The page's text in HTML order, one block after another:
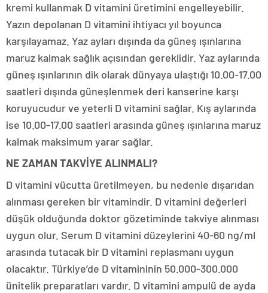
kremi kullanmak D vitamini üretimini engelleyebilir.
Yazın depolanan D vitamini ihtiyacı yıl boyunca
karşılayamaz. Yaz ayları dışında da güneş ışınlarına
maruz kalmak sağlık açısından gereklidir. Yaz aylarında
güneş ışınlarının dik olarak dünyaya ulaştığı 10.00-17.00
saatleri dışında güneşlenmek deri kanserine karşı
koruyucudur ve yeterli D vitamini sağlar. Kış aylarında
ise 10.00-17.00 saatleri arasında güneş ışınlarına maruz
kalmak maksimum yarar sağlar.
NE ZAMAN TAKVİYE ALINMALI?
D vitamini vücutta üretilmeyen, bu nedenle dışarıdan
alınması gereken bir vitamindir. D vitamini değerleri
düşük olduğunda doktor gözetiminde takviye alınması
uygun olur. Serum D vitamini düzeylerini 40-60 ng/ml
arasında tutacak bir D vitamini replasmanı uygun
olacaktır. Türkiye’de D vitamininin 50.000-300.000
ünitelik preparatları vardır. D vitamini ampulü de ayda